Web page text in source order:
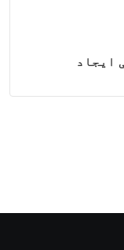
ایجاد